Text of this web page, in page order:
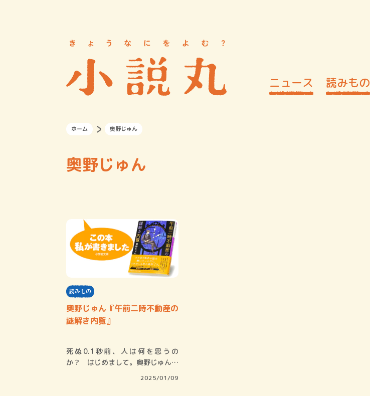
ニュース 読みもの
ホーム 奥野じゅん
奥野じゅん
読みもの
奥野じゅん『午前二時不動産の
謎解き内覧』
死ぬ0.1秒前、人は何を思うの
か？ はじめまして。奥野じゅんと
2025/01/09